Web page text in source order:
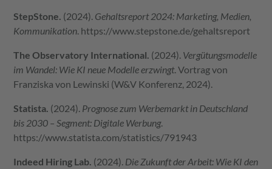
StepStone. (2024). Gehaltsreport 2024: Marketing, Medien,
Kommunikation. https://www.stepstone.de/gehaltsreport
The Observatory International. (2024). Vergütungsmodelle
im Wandel: Wie KI neue Modelle erzwingt. Vortrag von
Franziska von Lewinski (W&V Konferenz, 2024).
Statista. (2024). Prognose zum Werbemarkt in Deutschland
bis 2030 – Segment: Digitale Werbung.
https://www.statista.com/statistics/791943
Indeed Hiring Lab. (2024). Die Zukunft der Arbeit: Wie KI den